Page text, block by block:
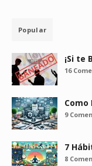
Popular
¡Si te
16
Como
9
7
8